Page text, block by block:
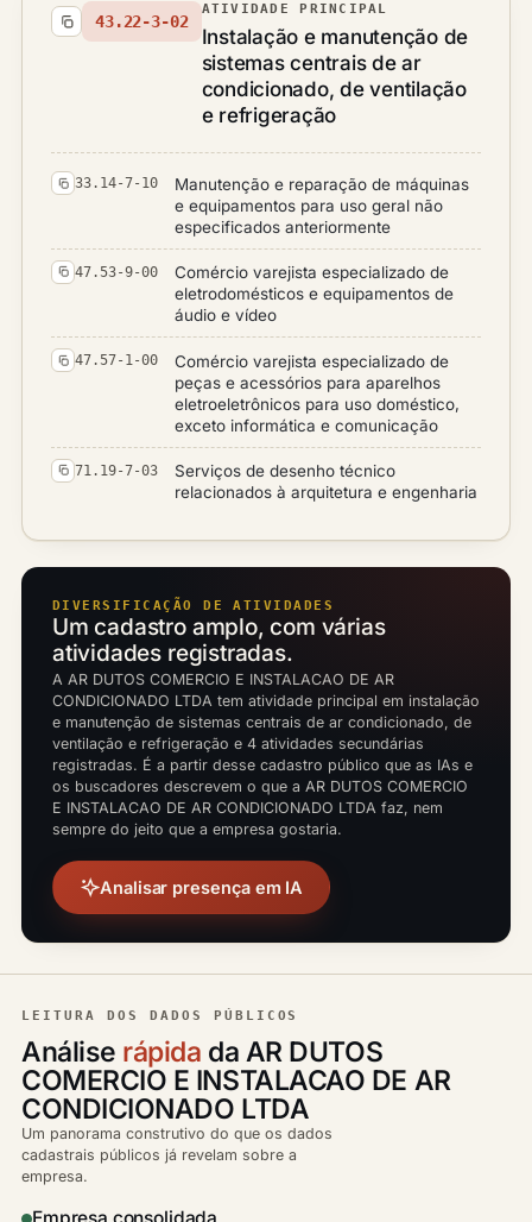
43.22-3-02
ATIVIDADE PRINCIPAL
Instalação e manutenção de
sistemas centrais de ar
condicionado, de ventilação
e refrigeração
33.14-7-10
Manutenção e reparação de máquinas
e equipamentos para uso geral não
especificados anteriormente
47.53-9-00
Comércio varejista especializado de
eletrodomésticos e equipamentos de
áudio e vídeo
47.57-1-00
Comércio varejista especializado de
peças e acessórios para aparelhos
eletroeletrônicos para uso doméstico,
exceto informática e comunicação
71.19-7-03
Serviços de desenho técnico
relacionados à arquitetura e engenharia
DIVERSIFICAÇÃO DE ATIVIDADES
Um cadastro amplo, com várias
atividades registradas.
A AR DUTOS COMERCIO E INSTALACAO DE AR
CONDICIONADO LTDA tem atividade principal em instalação
e manutenção de sistemas centrais de ar condicionado, de
ventilação e refrigeração e 4 atividades secundárias
registradas. É a partir desse cadastro público que as IAs e
os buscadores descrevem o que a AR DUTOS COMERCIO
E INSTALACAO DE AR CONDICIONADO LTDA faz, nem
sempre do jeito que a empresa gostaria.
Analisar presença em IA
LEITURA DOS DADOS PÚBLICOS
Análise rápida da AR DUTOS
COMERCIO E INSTALACAO DE AR
CONDICIONADO LTDA
Um panorama construtivo do que os dados
cadastrais públicos já revelam sobre a
empresa.
Empresa consolidada